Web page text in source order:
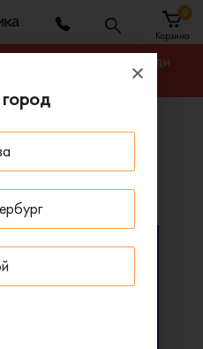
Корзина
0
на линзы для очков среди
Digital EnergizeMe
Digital EnergizeMe